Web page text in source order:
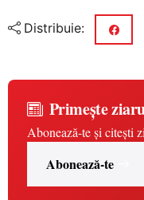
Distribuie:
Primește
Abonează-te și citești
Abonează-te